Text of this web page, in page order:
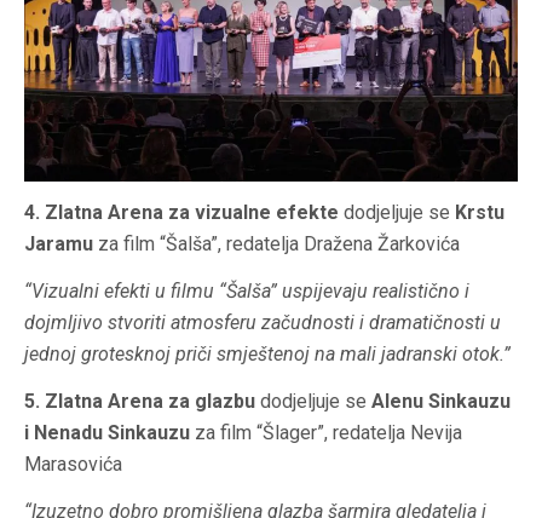
4. Zlatna Arena za vizualne efekte dodjeljuje se Krstu
Jaramu za film “Šalša”, redatelja Dražena Žarkovića
“Vizualni efekti u filmu “Šalša” uspijevaju realistično i
dojmljivo stvoriti atmosferu začudnosti i dramatičnosti u
jednoj grotesknoj priči smještenoj na mali jadranski otok.”
5. Zlatna Arena za glazbu dodjeljuje se Alenu Sinkauzu
i Nenadu Sinkauzu za film “Šlager”, redatelja Nevija
Marasovića
“Izuzetno dobro promišljena glazba šarmira gledatelja i